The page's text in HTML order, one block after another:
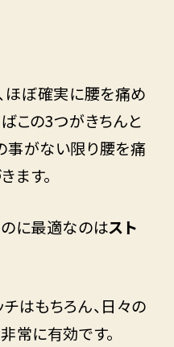
ほぼ確実に腰を痛め
この3つがきちんと
事がない限り腰を痛
ます。
に最適なのはスト
はもちろん、日々の
常に有効です。